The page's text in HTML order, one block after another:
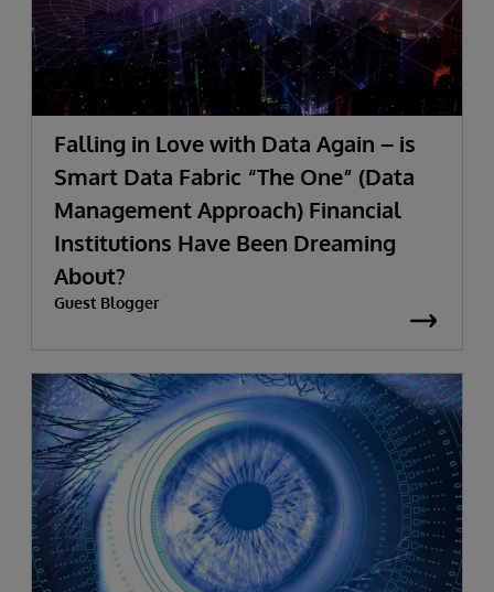
Falling in Love with Data Again – is
Smart Data Fabric “The One” (Data
Management Approach) Financial
Institutions Have Been Dreaming
About?
Guest Blogger